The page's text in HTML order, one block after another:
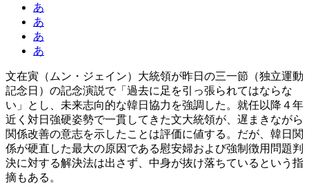
あ
あ
あ
あ
文在寅（ムン・ジェイン）大統領が昨日の三一節（独立運動
記念日）の記念演説で「過去に足を引っ張られてはならな
い」とし、未来志向的な韓日協力を強調した。就任以降４年
近く対日強硬姿勢で一貫してきた文大統領が、遅まきながら
関係改善の意志を示したことは評価に値する。だが、韓日関
係が硬直した最大の原因である慰安婦および強制徴用問題判
決に対する解決法は出さず、中身が抜け落ちているという指
摘もある。